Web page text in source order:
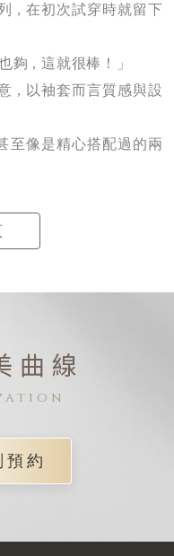
, 在初次試穿時就留下
夠 , 這就很棒！」
, 以袖套而言質感與設
至像是精心搭配過的兩
曲線
預約